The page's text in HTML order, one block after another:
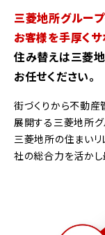
三菱地所グループ
お客様を手厚くサ
住み替えは三菱
お任せください。
街づくりから不動産
展開する三菱地所グ
三菱地所の住まい
社の総合力を活かし